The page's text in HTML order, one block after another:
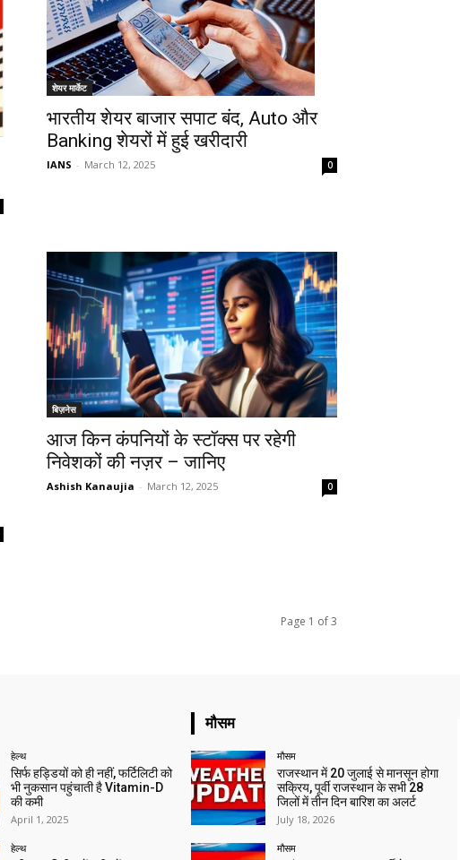
शेयर मार्केट
भारतीय शेयर बाजार सपाट बंद, Auto और
Banking शेयरों में हुई खरीदारी
IANS - March 12, 2025 0
बिज़नेस
आज किन कंपनियों के स्टॉक्स पर रहेगी
निवेशकों की नज़र – जानिए
Ashish Kanaujia - March 12, 2025 0
Page 1 of 3
हेल्थ
सिर्फ हड्डियों को ही नहीं, फर्टिलिटी को
भी नुकसान पहुंचाती है Vitamin-D
की कमी
April 1, 2025
हेल्थ
मौसम
मौसम
राजस्थान में 20 जुलाई से मानसून होगा
सक्रिय, पूर्वी राजस्थान के सभी 28
जिलों में तीन दिन बारिश का अलर्ट
July 18, 2026
मौसम